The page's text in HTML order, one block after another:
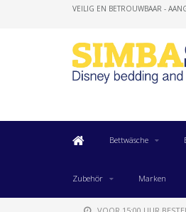
VEILIG EN BETROUWBAAR -
Bettwäsche
Zubehör Marken